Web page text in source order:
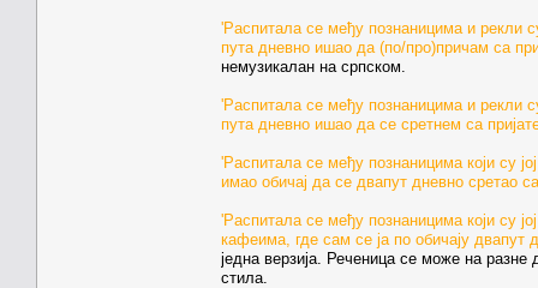
'Распитала се међу познаницима и рекли
пута дневно ишао да (по/про)причам са
немузикалан на српском.
'Распитала се међу познаницима и рекли
пута дневно ишао да се сретнем са
'Распитала се међу познаницима који су
имао обичај да се двапут дневно сретао
'Распитала се међу познаницима који су
кафеима, где сам се ја по обичају двапут
једна верзија. Реченица се може на
стила.